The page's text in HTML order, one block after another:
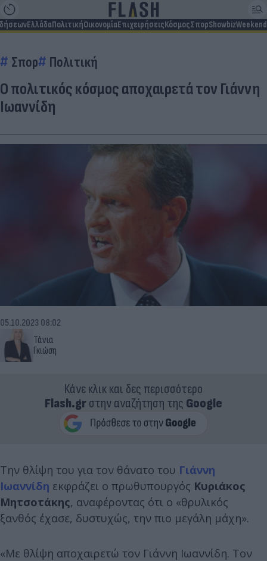
ΕλλάδαΠολιτικήΟικονομίαΕπιχειρήσειςΚόσμοςΣπορShowbizWeekend
Σπορ Πολιτική
O πολιτικός κόσμος αποχαιρετά τον Γιάννη
Ιωαννίδη
Τάνια
Γκιώση
05.10.2023 08:02
Κάνε κλικ και δες περισσότερο
Flash.grστην αναζήτηση της Google
Την θλίψη του για τον θάνατο του Γιάννη
Ιωαννίδη εκφράζει ο πρωθυπουργός Κυριάκος
Μητσοτάκης, αναφέροντας ότι ο «θρυλικός
ξανθός έχασε, δυστυχώς, την πιο μεγάλη μάχη».
«Με θλίψη αποχαιρετώ τον Γιάννη Ιωαννίδη. Τον